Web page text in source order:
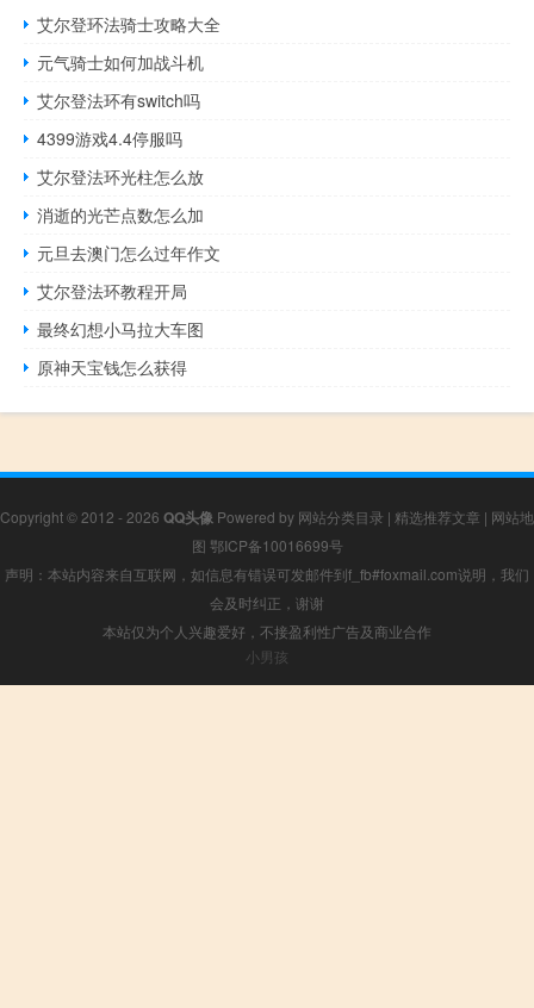
艾尔登环法骑士攻略大全
元气骑士如何加战斗机
艾尔登法环有switch吗
4399游戏4.4停服吗
艾尔登法环光柱怎么放
消逝的光芒点数怎么加
元旦去澳门怎么过年作文
艾尔登法环教程开局
最终幻想小马拉大车图
原神天宝钱怎么获得
Copyright © 2012 - 2026 QQ头像 Powered by 网站分类目录 | 精选推荐文章 | 网站地
图 鄂ICP备10016699号
声明：本站内容来自互联网，如信息有错误可发邮件到f_fb#foxmail.com说明，我们
会及时纠正，谢谢
本站仅为个人兴趣爱好，不接盈利性广告及商业合作
小男孩